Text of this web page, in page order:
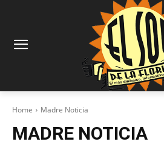
Home Madre Noticia
MADRE NOTICIA